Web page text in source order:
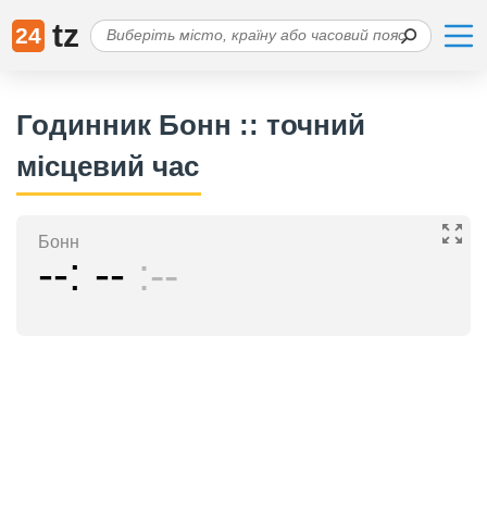
24 tz
Годинник Бонн :: точний
місцевий час
Бонн
-- -- --